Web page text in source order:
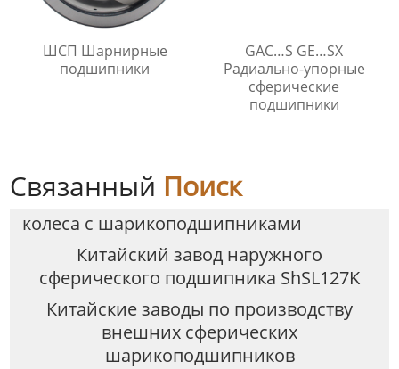
ШСП Шарнирные
подшипники
GAC…S GE…SX
Радиально-упорные
сферические
подшипники
Связанный Поиск
колеса с шарикоподшипниками
Китайский завод наружного
сферического подшипника ShSL127K
Китайские заводы по производству
внешних сферических
шарикоподшипников